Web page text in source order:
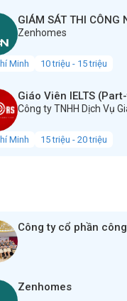
GIÁM SÁT THI CÔNG
Zenhomes
Minh 10 triệu - 15 triệu
Giáo Viên IELTS
Công ty TNHH Dịch Vụ
Minh 15 triệu - 20 triệu
Công ty cổ phần
Zenhomes